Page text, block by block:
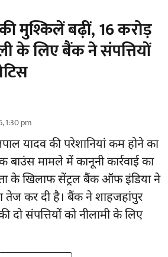
मुश्किलें बढ़ीं, 16 करोड़
के लिए बैंक ने संपत्तियों
1:30 pm
यादव की परेशानियां कम होने का
बाउंस मामले में कानूनी कार्रवाई का
के खिलाफ सेंट्रल बैंक ऑफ इंडिया ने
तेज कर दी है। बैंक ने शाहजहांपुर
दो संपत्तियों को नीलामी के लिए